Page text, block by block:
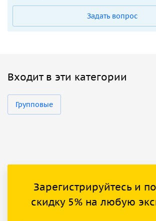
Задать вопрос
Входит в эти категории
Групповые
Зарегистрируйтесь и
скидку 5% на любую